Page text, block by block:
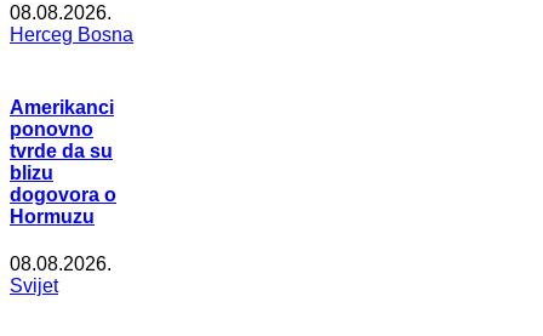
08.08.2026.
Herceg Bosna
Amerikanci
ponovno
tvrde da su
blizu
dogovora o
Hormuzu
08.08.2026.
Svijet